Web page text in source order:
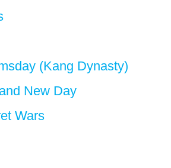
(Kang Dynasty)
New Day
Wars